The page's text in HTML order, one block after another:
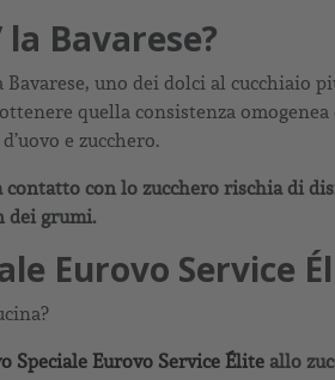
Bavarese?
Bavarese, uno dei dolci al
quella consistenza
e zucchero.
contatto con lo zucchero rischia di
dei grumi.
Eurovo Service
Speciale Eurovo Service Élite allo